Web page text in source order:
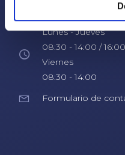
Lunes - Jueves
08:30 - 14:00 /
Viernes
08:30 - 14:00
Formulario de